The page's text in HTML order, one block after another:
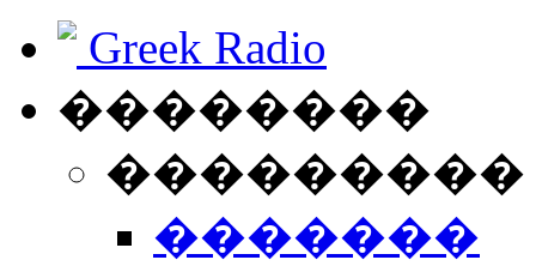
Greek Radio
��������
�������